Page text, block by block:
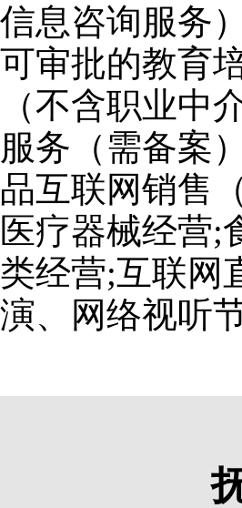
信息咨询服务
可审批的教育
（不含职业中
服务（需备案
品互联网销售
医疗器械经营;
类经营;互联网
演、网络视听